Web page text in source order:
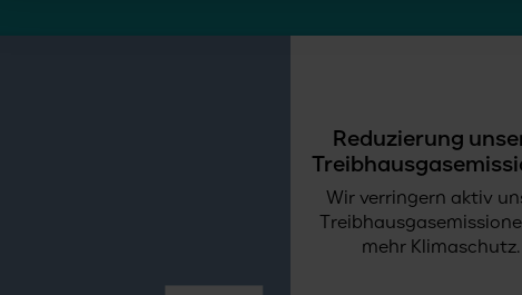
Reduzierung
Wir verringern aktiv
mehr Klimaschutz.